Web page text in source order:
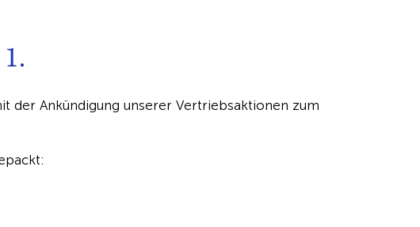
der Ankündigung unserer Vertriebsaktionen zum